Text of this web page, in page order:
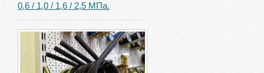
0,6 / 1,0 / 1,6 / 2,5 МПа.